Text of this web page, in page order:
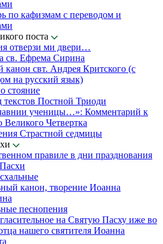
по кафизмам с переводом и
поста
отверзи ми двери…
св. Ефрема Сирина
канон свт. Андрея Критского (с
на русский язык)
стояние
текстов Постной Триоди
ученицы…»: Комментарий к
Великого Четвертка
Страстной седмицы
правиле в дни празднования
канон, творение Иоанна
песнопения
на Святую Пасху иже во
нашего святителя Иоанна